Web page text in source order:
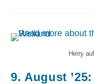
Herry
9. August